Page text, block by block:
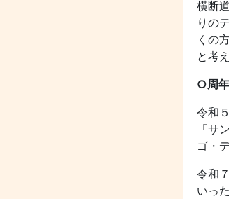
横断
りの
くの
と考
○周
令和
「サ
ゴ・
令和
いっ